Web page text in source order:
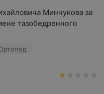
Минчукова за
тазобедренного